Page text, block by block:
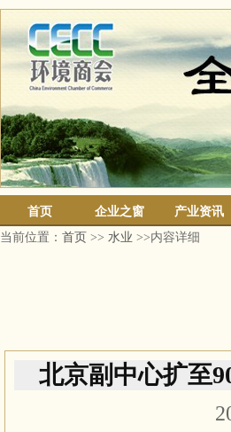
首页 企业之窗 产业资讯
当前位置： 首页 >> 水业 >>内容详细
北京副中心扩至